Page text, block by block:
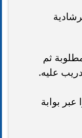
ثم
عليه.
بوابة